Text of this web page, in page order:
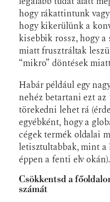
hogy rákattintunk
hogy kikerülünk a
kisebbik rossz, hogy
miatt frusztráltak
“mikro” döntések
Habár például egy
nehéz betartani ezt az
törekedni lehet rá
egyébként, hogy a
cégek termék oldalai
letisztultabbak, mint a
éppen a fenti elv okán).
Csökkentsd a
számát